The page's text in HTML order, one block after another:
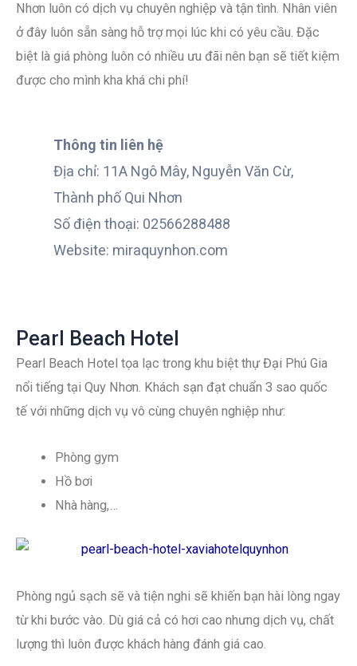
Nhơn luôn có dịch vụ chuyên nghiệp và tận tình. Nhân viên
ở đây luôn sẵn sàng hỗ trợ mọi lúc khi có yêu cầu. Đặc
biệt là giá phòng luôn có nhiều ưu đãi nên bạn sẽ tiết kiệm
được cho mình kha khá chi phí!
Thông tin liên hệ
Địa chỉ: 11A Ngô Mây, Nguyễn Văn Cừ,
Thành phố Qui Nhơn
Số điện thoại: 02566288488
Website: miraquynhon.com
Pearl Beach Hotel
Pearl Beach Hotel tọa lạc trong khu biệt thự Đại Phú Gia
nổi tiếng tại Quy Nhơn. Khách sạn đạt chuẩn 3 sao quốc
tế với những dịch vụ vô cùng chuyên nghiệp như:
Phòng gym
Hồ bơi
Nhà hàng,…
Phòng ngủ sạch sẽ và tiện nghi sẽ khiến bạn hài lòng ngay
từ khi bước vào. Dù giá cả có hơi cao nhưng dịch vụ, chất
lượng thì luôn được khách hàng đánh giá cao.